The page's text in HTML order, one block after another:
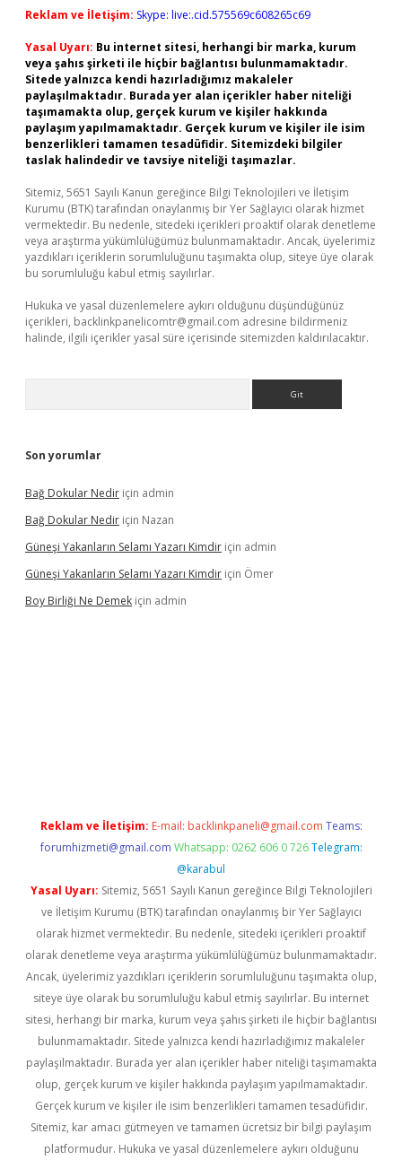
Reklam ve İletişim: Skype: live:.cid.575569c608265c69
Yasal Uyarı: Bu internet sitesi, herhangi bir marka, kurum
veya şahıs şirketi ile hiçbir bağlantısı bulunmamaktadır.
Sitede yalnızca kendi hazırladığımız makaleler
paylaşılmaktadır. Burada yer alan içerikler haber niteliği
taşımamakta olup, gerçek kurum ve kişiler hakkında
paylaşım yapılmamaktadır. Gerçek kurum ve kişiler ile isim
benzerlikleri tamamen tesadüfidir. Sitemizdeki bilgiler
taslak halindedir ve tavsiye niteliği taşımazlar.
Sitemiz, 5651 Sayılı Kanun gereğince Bilgi Teknolojileri ve İletişim
Kurumu (BTK) tarafından onaylanmış bir Yer Sağlayıcı olarak hizmet
vermektedir. Bu nedenle, sitedeki içerikleri proaktif olarak denetleme
veya araştırma yükümlülüğümüz bulunmamaktadır. Ancak, üyelerimiz
yazdıkları içeriklerin sorumluluğunu taşımakta olup, siteye üye olarak
bu sorumluluğu kabul etmiş sayılırlar.
Hukuka ve yasal düzenlemelere aykırı olduğunu düşündüğünüz
içerikleri, backlinkpanelicomtr@gmail.com adresine bildirmeniz
halinde, ilgili içerikler yasal süre içerisinde sitemizden kaldırılacaktır.
Son yorumlar
Bağ Dokular Nedir için admin
Bağ Dokular Nedir için Nazan
Güneşi Yakanların Selamı Yazarı Kimdir için admin
Güneşi Yakanların Selamı Yazarı Kimdir için Ömer
Boy Birliği Ne Demek için admin
Reklam ve İletişim: E-mail: backlinkpaneli@gmail.com Teams:
forumhizmeti@gmail.com Whatsapp: 0262 606 0 726 Telegram:
@karabul
Yasal Uyarı: Sitemiz, 5651 Sayılı Kanun gereğince Bilgi Teknolojileri
ve İletişim Kurumu (BTK) tarafından onaylanmış bir Yer Sağlayıcı
olarak hizmet vermektedir. Bu nedenle, sitedeki içerikleri proaktif
olarak denetleme veya araştırma yükümlülüğümüz bulunmamaktadır.
Ancak, üyelerimiz yazdıkları içeriklerin sorumluluğunu taşımakta olup,
siteye üye olarak bu sorumluluğu kabul etmiş sayılırlar. Bu internet
sitesi, herhangi bir marka, kurum veya şahıs şirketi ile hiçbir bağlantısı
bulunmamaktadır. Sitede yalnızca kendi hazırladığımız makaleler
paylaşılmaktadır. Burada yer alan içerikler haber niteliği taşımamakta
olup, gerçek kurum ve kişiler hakkında paylaşım yapılmamaktadır.
Gerçek kurum ve kişiler ile isim benzerlikleri tamamen tesadüfidir.
Sitemiz, kar amacı gütmeyen ve tamamen ücretsiz bir bilgi paylaşım
platformudur. Hukuka ve yasal düzenlemelere aykırı olduğunu